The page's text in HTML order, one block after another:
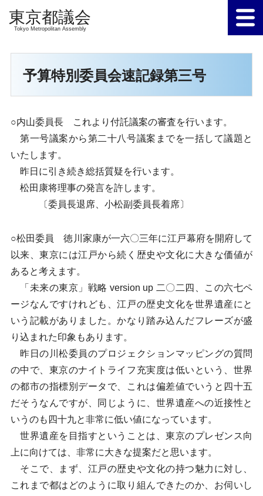
Tokyo Metropolitan Assembly
予算特別委員会速記録第三号
○内山委員長 これより付託議案の審査を行います。
第一号議案から第二十八号議案までを一括して議題と
いたします。
昨日に引き続き総括質疑を行います。
松田康将理事の発言を許します。
〔委員長退席、小松副委員長着席〕
○松田委員 徳川家康が一六〇三年に江戸幕府を開府して
以来、東京には江戸から続く歴史や文化に大きな価値が
あると考えます。
「未来の東京」戦略 version up 二〇二四、この六七ペ
ージなんですけれども、江戸の歴史文化を世界遺産にと
いう記載がありました。かなり踏み込んだフレーズが盛
り込まれた印象もあります。
昨日の川松委員のプロジェクションマッピングの質問
の中で、東京のナイトライフ充実度は低いという、世界
の都市の指標別データで、これは偏差値でいうと四十五
だそうなんですが、同じように、世界遺産への近接性と
いうのも四十九と非常に低い値になっています。
世界遺産を目指すということは、東京のプレゼンス向
上に向けては、非常に大きな提案だと思います。
そこで、まず、江戸の歴史や文化の持つ魅力に対し、
これまで都はどのように取り組んできたのか、お伺いし